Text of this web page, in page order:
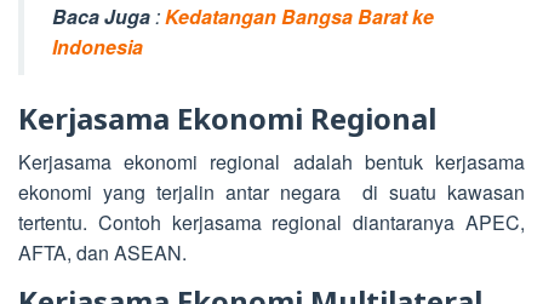
Baca Juga:Kedatangan Bangsa Barat ke
Indonesia
Kerjasama Ekonomi Regional
Kerjasama ekonomi regional adalah bentuk kerjasama
ekonomi yang terjalin antar negara di suatu kawasan
tertentu. Contoh kerjasama regional diantaranya APEC,
AFTA, dan ASEAN.